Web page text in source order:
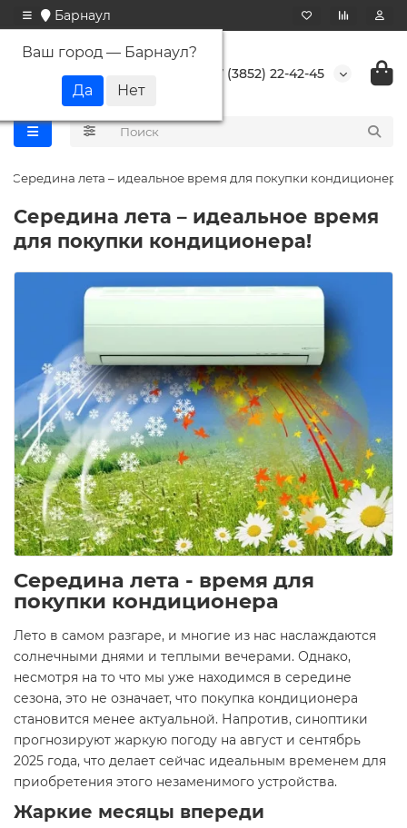
Барнаул
Ваш город — Барнаул?
+7 (3852) 22-42-45
Середина лета – идеальное время для покупки кондиционера!
Середина лета – идеальное время
для покупки кондиционера!
Середина лета - время для
покупки кондиционера
Лето в самом разгаре, и многие из нас наслаждаются
солнечными днями и теплыми вечерами. Однако,
несмотря на то что мы уже находимся в середине
сезона, это не означает, что покупка кондиционера
становится менее актуальной. Напротив, синоптики
прогнозируют жаркую погоду на август и сентябрь
2025 года, что делает сейчас идеальным временем для
приобретения этого незаменимого устройства.
Жаркие месяцы впереди